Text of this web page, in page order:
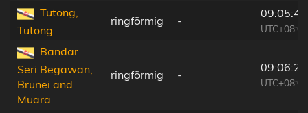
Tutong,
Tutong
ringförmig -
09:05:49
UTC+08:00
Bandar
Seri Begawan,
Brunei and
Muara
ringförmig -
09:06:24
UTC+08:00